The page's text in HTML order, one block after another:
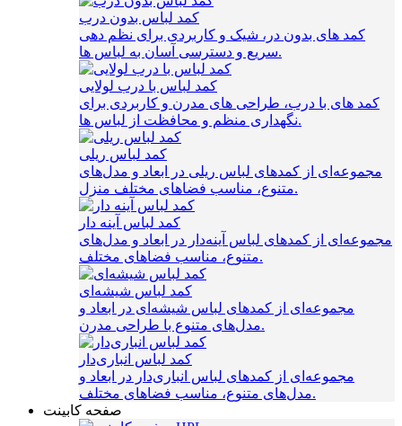
کمد لباس بدون درب
کمد های بدون در، شیک و کاربردی برای نظم‌ دهی
سریع و دسترسی آسان به لباس‌ ها.
کمد لباس با درب لولایی
کمد های با درب، طراحی‌ های مدرن و کاربردی برای
نگهداری منظم و محافظت از لباس‌ ها.
کمد لباس ریلی
مجموعه‌ای از کمدهای لباس ریلی در ابعاد و مدل‌های
متنوع، مناسب فضاهای مختلف منزل.
کمد لباس آینه دار
مجموعه‌ای از کمدهای لباس آینه‌دار در ابعاد و مدل‌های
متنوع، مناسب فضاهای مختلف.
کمد لباس شیشه‌ای
مجموعه‌ای از کمدهای لباس شیشه‌ای در ابعاد و
مدل‌های متنوع با طراحی مدرن.
کمد لباس انباری‌دار
مجموعه‌ای از کمدهای لباس انباری‌دار در ابعاد و
مدل‌های متنوع، مناسب فضاهای مختلف.
صفحه کابینت